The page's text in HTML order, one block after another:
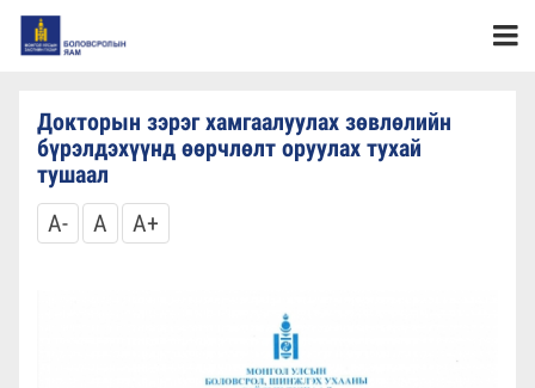
Докторын зэрэг хамгаалуулах зөвлөлийн
бүрэлдэхүүнд өөрчлөлт оруулах тухай
тушаал
A-
A A+